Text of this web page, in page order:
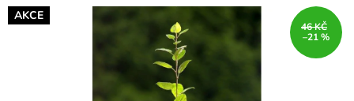
AKCE
46 KČ
–21 %